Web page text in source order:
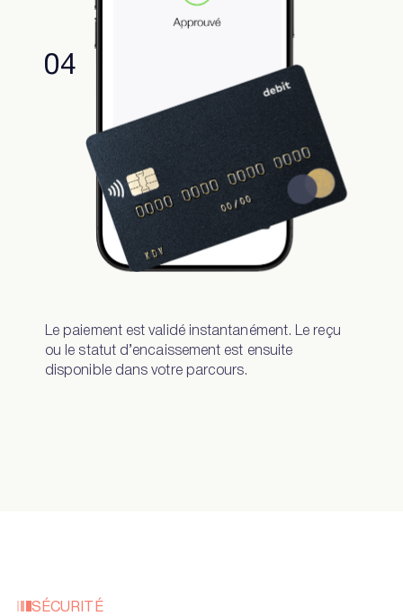
04
Le paiement est validé instantanément. Le reçu
ou le statut d’encaissement est ensuite
disponible dans votre parcours.
SÉCURITÉ